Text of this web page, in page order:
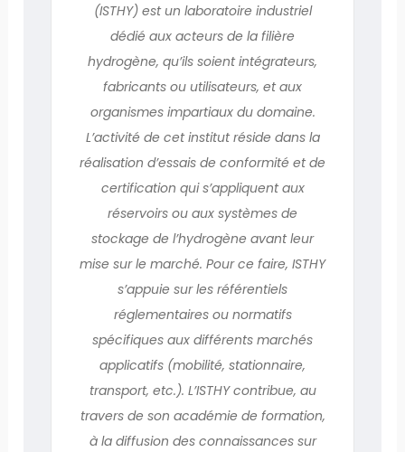
(ISTHY) est un laboratoire industriel
dédié aux acteurs de la filière
hydrogène, qu’ils soient intégrateurs,
fabricants ou utilisateurs, et aux
organismes impartiaux du domaine.
L’activité de cet institut réside dans la
réalisation d’essais de conformité et de
certification qui s’appliquent aux
réservoirs ou aux systèmes de
stockage de l’hydrogène avant leur
mise sur le marché. Pour ce faire, ISTHY
s’appuie sur les référentiels
réglementaires ou normatifs
spécifiques aux différents marchés
applicatifs (mobilité, stationnaire,
transport, etc.). L’ISTHY contribue, au
travers de son académie de formation,
à la diffusion des connaissances sur